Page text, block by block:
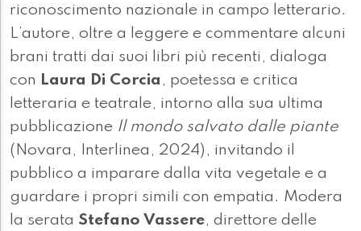
riconoscimento nazionale in campo letterario.
L’autore, oltre a leggere e commentare alcuni
brani tratti dai suoi libri più recenti, dialoga
con Laura Di Corcia , poetessa e critica
letteraria e teatrale, intorno alla sua ultima
pubblicazione Il mondo salvato dalle piante
(Novara, Interlinea, 2024), invitando il
pubblico a imparare dalla vita vegetale e a
guardare i propri simili con empatia. Modera
la serata Stefano Vassere, direttore delle